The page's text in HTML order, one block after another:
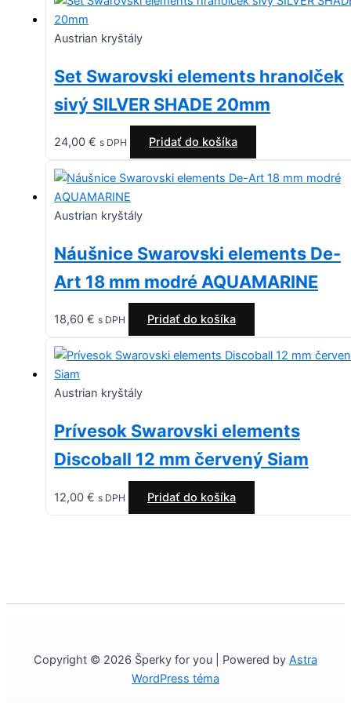
Austrian kryštály
Set Swarovski elements hranolček
sivý SILVER SHADE 20mm
24,00 € s DPH Pridať do košíka
Austrian kryštály
Náušnice Swarovski elements De-
Art 18 mm modré AQUAMARINE
18,60 € s DPH Pridať do košíka
Austrian kryštály
Prívesok Swarovski elements
Discoball 12 mm červený Siam
12,00 € s DPH Pridať do košíka
Copyright © 2026 Šperky for you | Powered by Astra
WordPress téma